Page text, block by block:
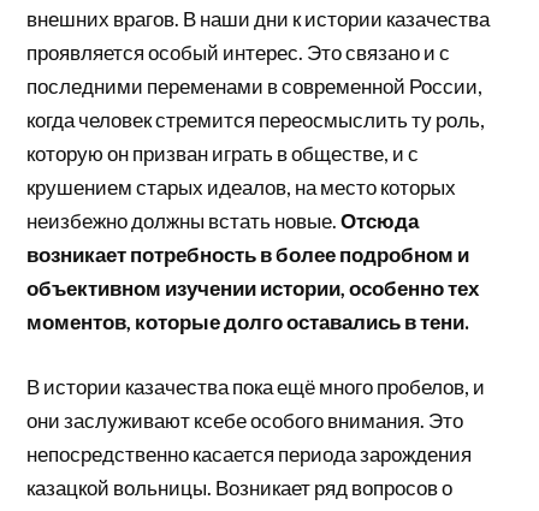
внешних врагов. В наши дни к истории казачества
проявляется особый интерес. Это связано и с
последними переменами в современной России,
когда человек стремится переосмыслить ту роль,
которую он призван играть в обществе, и с
крушением старых идеалов, на место которых
неизбежно должны встать новые.Отсюда
возникает потребность в более подробном и
объективном изучении истории, особенно тех
моментов, которые долго оставались в тени.
В истории казачества пока ещё много пробелов, и
они заслуживают ксебе особого внимания. Это
непосредственно касается периода зарождения
казацкой вольницы. Возникает ряд вопросов о